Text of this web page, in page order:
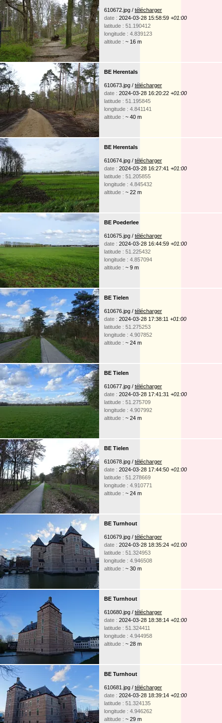
610672.jpg / télécharger
date : 2024-03-28 15:58:59 +01:00
latitude : 51.190412
longitude : 4.839123
altitude : ~ 16 m
BE Herentals
610673.jpg / télécharger
date : 2024-03-28 16:20:22 +01:00
latitude : 51.195845
longitude : 4.841141
altitude : ~ 40 m
BE Herentals
610674.jpg / télécharger
date : 2024-03-28 16:27:41 +01:00
latitude : 51.205855
longitude : 4.845432
altitude : ~ 22 m
BE Poederlee
610675.jpg / télécharger
date : 2024-03-28 16:44:59 +01:00
latitude : 51.225432
longitude : 4.857094
altitude : ~ 9 m
BE Tielen
610676.jpg / télécharger
date : 2024-03-28 17:38:11 +01:00
latitude : 51.275253
longitude : 4.907852
altitude : ~ 24 m
BE Tielen
610677.jpg / télécharger
date : 2024-03-28 17:41:31 +01:00
latitude : 51.275709
longitude : 4.907992
altitude : ~ 24 m
BE Tielen
610678.jpg / télécharger
date : 2024-03-28 17:44:50 +01:00
latitude : 51.278669
longitude : 4.910771
altitude : ~ 24 m
BE Turnhout
610679.jpg / télécharger
date : 2024-03-28 18:35:24 +01:00
latitude : 51.324953
longitude : 4.946508
altitude : ~ 30 m
BE Turnhout
610680.jpg / télécharger
date : 2024-03-28 18:38:14 +01:00
latitude : 51.324411
longitude : 4.944958
altitude : ~ 28 m
BE Turnhout
610681.jpg / télécharger
date : 2024-03-28 18:39:14 +01:00
latitude : 51.324135
longitude : 4.946262
altitude : ~ 29 m